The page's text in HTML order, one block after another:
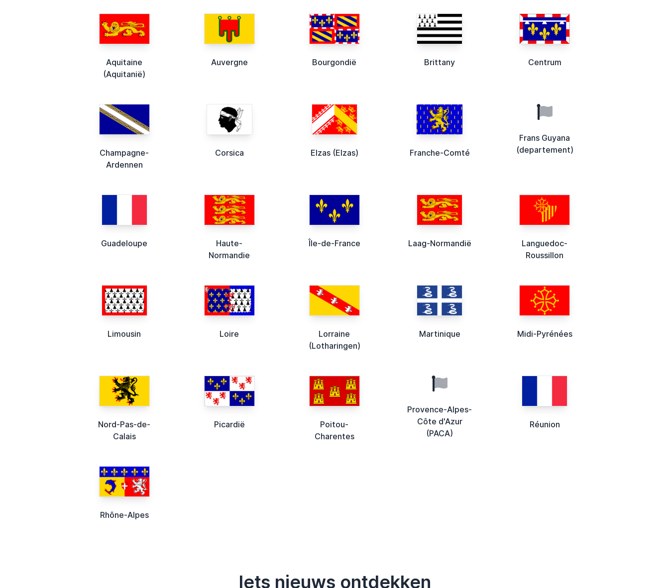
Aquitaine
(Aquitanië)
Auvergne Bourgondië Brittany Centrum
Champagne-
Ardennen
Corsica Elzas (Elzas) Franche-Comté
Frans Guyana
(departement)
Guadeloupe
Haute-
Normandie
Île-de-France Laag-Normandië
Languedoc-
Roussillon
Limousin Loire
Lorraine
(Lotharingen)
Martinique Midi-Pyrénées
Nord-Pas-de-
Calais
Picardië
Poitou-
Charentes
Provence-Alpes-
Côte d'Azur
(PACA)
Réunion
Rhône-Alpes
Iets nieuws ontdekken